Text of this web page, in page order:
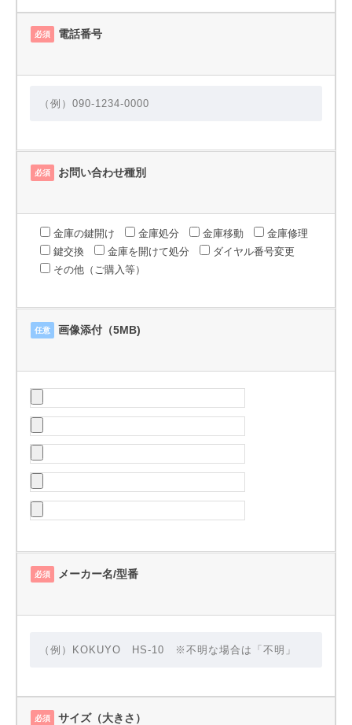
必須 電話番号
必須 お問い合わせ種別
金庫の鍵開け 金庫処分 金庫移動
金庫修理
鍵交換
金庫を開けて処分
ダイヤル番号変更
その他（ご購入等）
任意 画像添付（5MB)
必須 メーカー名/型番
必須 サイズ（大きさ）